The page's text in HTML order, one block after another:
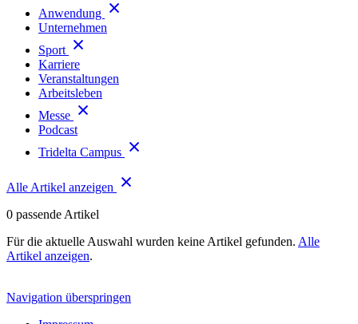
Anwendung
Unternehmen
Sport
Karriere
Veranstaltungen
Arbeitsleben
Messe
Podcast
Tridelta Campus
Alle Artikel anzeigen
0 passende Artikel
Für die aktuelle Auswahl wurden keine Artikel gefunden. Alle
Artikel anzeigen.
Navigation überspringen